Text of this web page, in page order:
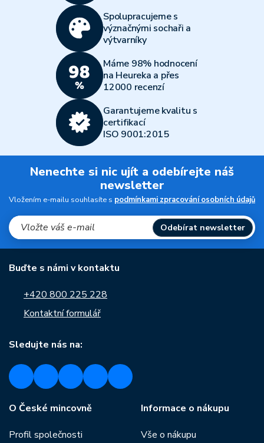
Spolupracujeme s
význačnými sochaři a
výtvarníky
Máme 98% hodnocení
na Heureka a přes
12000 recenzí
Garantujeme kvalitu s
certifikací
ISO 9001:2015
Nenechte si nic ujít a odebírejte náš
newsletter
Vložením e-mailu souhlasíte s podmínkami zpracování osobních údajů
Odebírat newsletter
Buďte s námi v kontaktu
+420 800 225 228
Kontaktní formulář
Sledujte nás na:
O České mincovně
Profil společnosti
Informace o nákupu
Vše o nákupu